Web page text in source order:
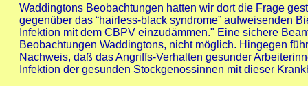
Waddingtons Beobachtungen hatten wir dort die Frage
gegenüber das “hairless-black syndrome” aufweisenden
Infektion mit dem CBPV einzudämmen." Eine sichere
Beobachtungen Waddingtons, nicht möglich. Hingegen
Nachweis, daß das Angriffs-Verhalten gesunder
Infektion der gesunden Stockgenossinnen mit dieser